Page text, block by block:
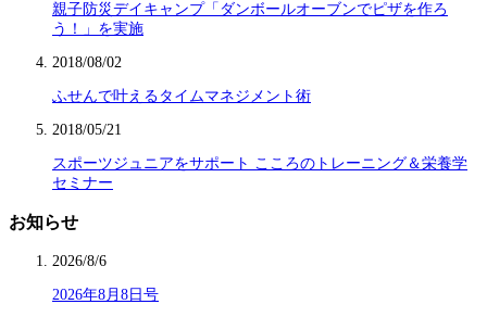
親子防災デイキャンプ「ダンボールオーブンでピザを作ろ
う！」を実施
2018/08/02
ふせんで叶えるタイムマネジメント術
2018/05/21
スポーツジュニアをサポート こころのトレーニング＆栄養学
セミナー
お知らせ
2026/8/6
2026年8月8日号